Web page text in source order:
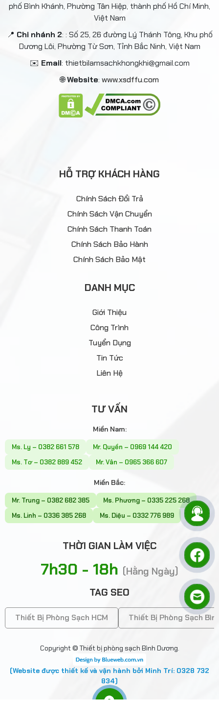
phố Bình Khánh, Phường Tân Hiệp, thành phố Hồ Chí Minh,
Việt Nam
📍 Chi nhánh 2: : Số 25, 26 đường Lý Thánh Tông, Khu phố
Dương Lôi, Phường Từ Sơn, Tỉnh Bắc Ninh, Việt Nam
✉️ Email: thietbilamsachkhongkhi@gmail.com
🌐Website: www.xsdffu.com
HỖ TRỢ KHÁCH HÀNG
Chính Sách Đổi Trả
Chính Sách Vận Chuyển
Chính Sách Thanh Toán
Chính Sách Bảo Hành
Chính Sách Bảo Mật
DANH MỤC
Giới Thiệu
Công Trình
Tuyển Dụng
Tin Tức
Liên Hệ
TƯ VẤN
Miền Nam:
Ms. Ly – 0382 661 578
Mr. Quyền – 0969 144 420
Ms. Tơ – 0382 889 452
Mr. Vân – 0965 366 607
Miền Bắc:
Mr. Trung – 0382 682 385
Ms. Phương – 0335 225 268
Ms. Linh – 0336 385 268
Ms. Diệu – 0332 776 989
THỜI GIAN LÀM VIỆC
7h30 - 18h (Hằng Ngày)
TAG SEO
Thiết Bị Phòng Sạch HCM Thiết Bị Phòng Sạch
Copyright © Thiết bị phòng sạch Bình Dương.
(Website được thiết kế và vận hành bởi Minh Trí: 0328 732
834)